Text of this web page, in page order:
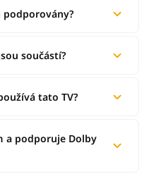
podporovány?
součástí?
tato TV?
a podporuje Dolby